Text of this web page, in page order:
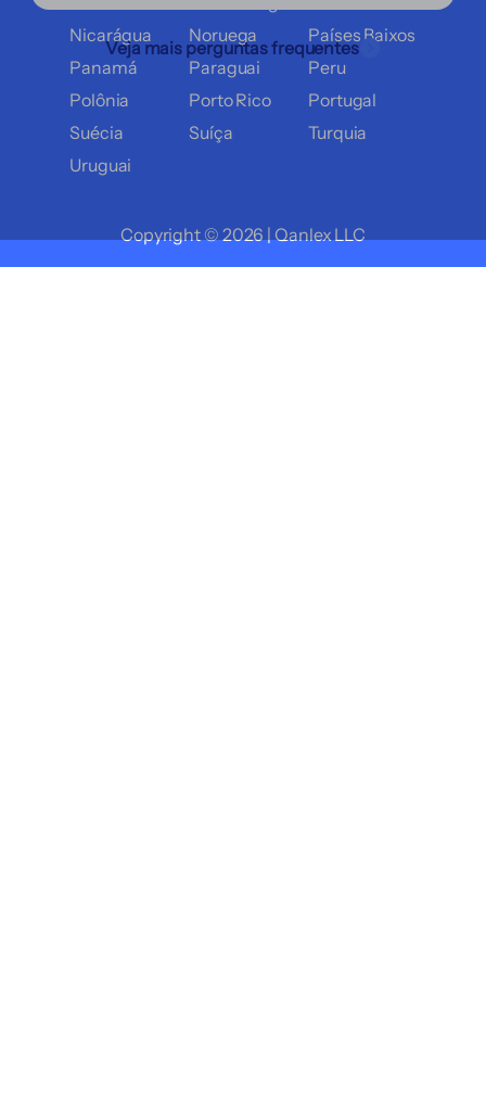
Veja mais perguntas frequentes
Nicarágua
Noruega
Países Baixos
Panamá
Paraguai
Peru
Polônia
Porto Rico
Portugal
Suécia
Suíça
Turquia
Uruguai